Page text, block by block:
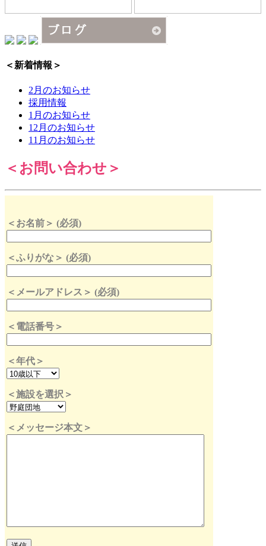
＜新着情報＞
2月のお知らせ
採用情報
1月のお知らせ
12月のお知らせ
11月のお知らせ
＜お問い合わせ＞
＜お名前＞ (必須)
＜ふりがな＞ (必須)
＜メールアドレス＞ (必須)
＜電話番号＞
＜年代＞
＜施設を選択＞
＜メッセージ本文＞